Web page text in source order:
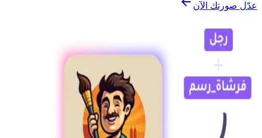
عدّل صورتك الآن